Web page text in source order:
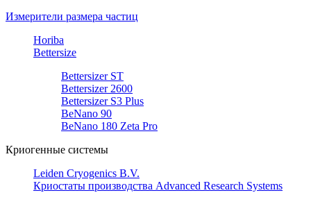
Измерители размера частиц
Horiba
Bettersize
Bettersizer ST
Bettersizer 2600
Bettersizer S3 Plus
BeNano 90
BeNano 180 Zeta Pro
Криогенные системы
Leiden Cryogenics B.V.
Криостаты производства Advanced Research Systems